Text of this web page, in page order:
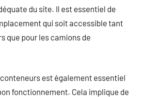
du site. Il est essentiel de
qui soit accessible tant
que pour les camions de
est également essentiel
fonctionnement. Cela implique de